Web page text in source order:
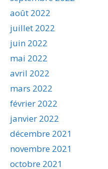
août 2022
juillet 2022
juin 2022
mai 2022
avril 2022
mars 2022
février 2022
janvier 2022
décembre 2021
novembre 2021
octobre 2021